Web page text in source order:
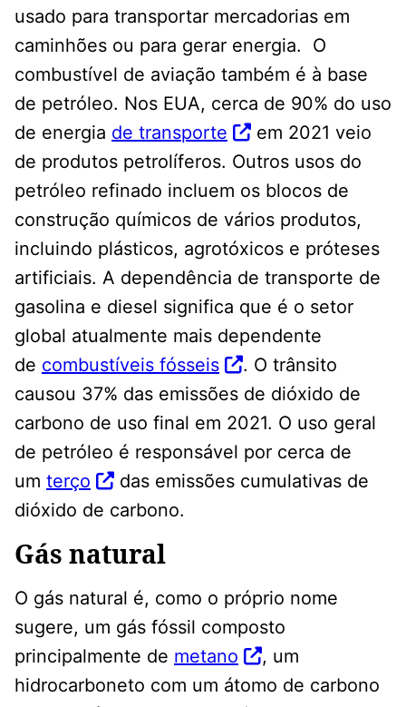
usado para transportar mercadorias em
caminhões ou para gerar energia. O
combustível de aviação também é à base
de petróleo. Nos EUA, cerca de 90% do uso
de energia de transporte
em 2021 veio
de produtos petrolíferos. Outros usos do
petróleo refinado incluem os blocos de
construção químicos de vários produtos,
incluindo plásticos, agrotóxicos e próteses
artificiais. A dependência de transporte de
gasolina e diesel significa que é o setor
global atualmente mais dependente
de combustíveis fósseis
. O trânsito
causou 37% das emissões de dióxido de
carbono de uso final em 2021. O uso geral
de petróleo é responsável por cerca de
um terço
das emissões cumulativas de
dióxido de carbono.
Gás natural
O gás natural é, como o próprio nome
sugere, um gás fóssil composto
principalmente de metano
, um
hidrocarboneto com um átomo de carbono